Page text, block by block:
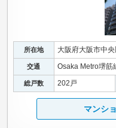
所在地 大阪府大阪市中
交通 Osaka Metro堺筋
総戸数 202戸
マンシ